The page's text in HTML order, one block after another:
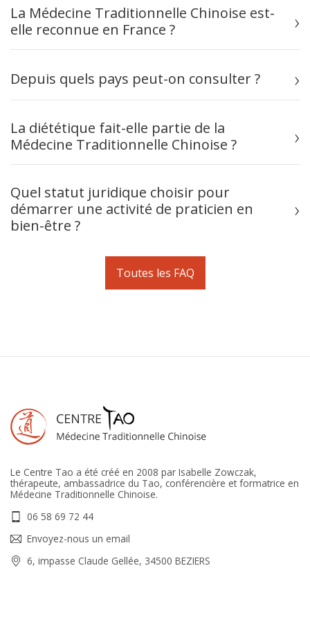
La Médecine Traditionnelle Chinoise est-
elle reconnue en France ?
Depuis quels pays peut-on consulter ?
La diététique fait-elle partie de la
Médecine Traditionnelle Chinoise ?
Quel statut juridique choisir pour
démarrer une activité de praticien en
bien-être ?
Toutes les FAQ
Le Centre Tao a été créé en 2008 par Isabelle Zowczak,
thérapeute, ambassadrice du Tao, conférencière et formatrice en
Médecine Traditionnelle Chinoise.
06 58 69 72 44
Envoyez-nous un email
6, impasse Claude Gellée, 34500 BEZIERS